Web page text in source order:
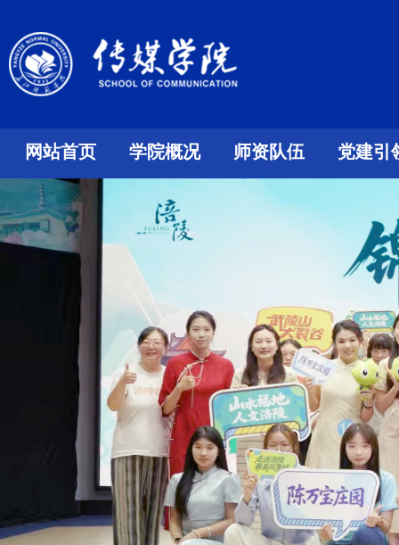
网站首页 学院概况 师资队伍 党建引